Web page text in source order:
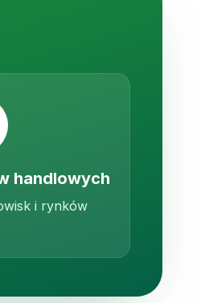
handlowych
i rynków